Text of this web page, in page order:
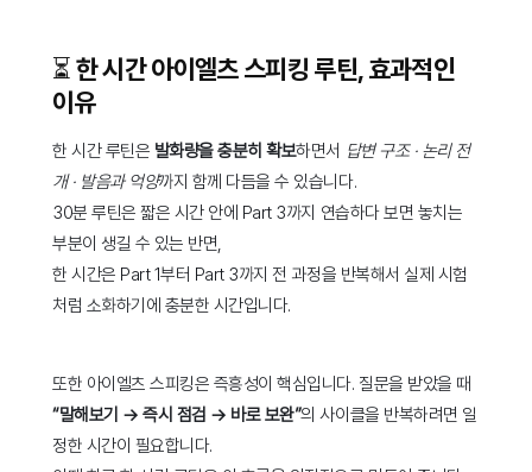
⏳ 한 시간 아이엘츠 스피킹 루틴, 효과적인
이유
한 시간 루틴은 발화량을 충분히 확보하면서 답변 구조 · 논리 전
개 · 발음과 억양까지 함께 다듬을 수 있습니다.
30분 루틴은 짧은 시간 안에 Part 3까지 연습하다 보면 놓치는
부분이 생길 수 있는 반면,
한 시간은 Part 1부터 Part 3까지 전 과정을 반복해서 실제 시험
처럼 소화하기에 충분한 시간입니다.
또한 아이엘츠 스피킹은 즉흥성이 핵심입니다. 질문을 받았을 때
“말해보기 → 즉시 점검 → 바로 보완”의 사이클을 반복하려면 일
정한 시간이 필요합니다.